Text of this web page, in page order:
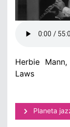
Herbie
Laws
Planeta